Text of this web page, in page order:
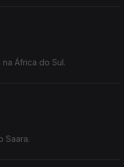
África do Sul.
Saara.